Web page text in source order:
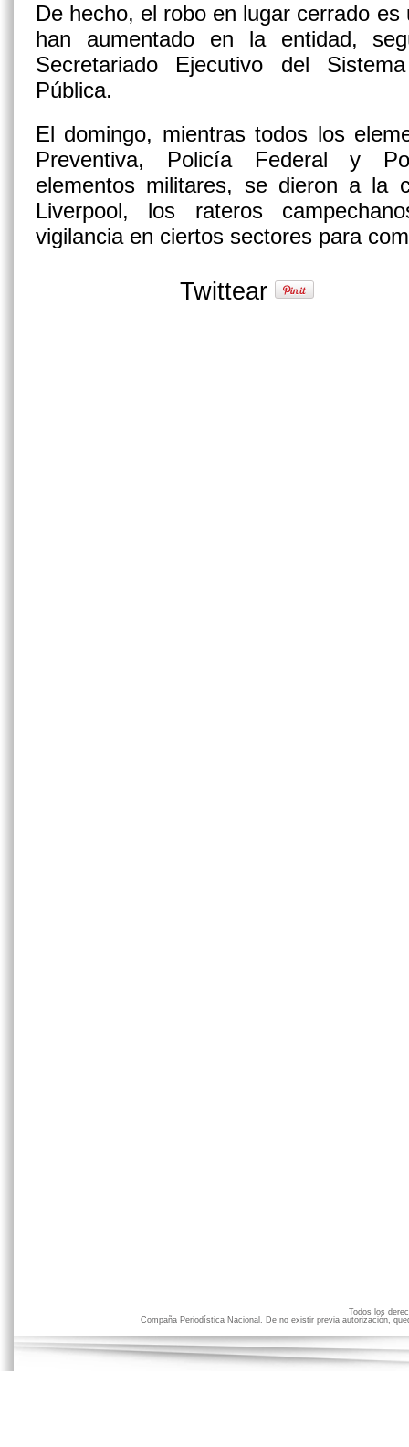
De hecho, el robo en lugar cerrado
han aumentado en la entidad,
Secretariado Ejecutivo del
Pública.
El domingo, mientras todos los
Preventiva, Policía Federal y
elementos militares, se dieron a la
Liverpool, los rateros
vigilancia en ciertos sectores para
Twittear
Todos los
Compaña Periodística Nacional. De no existir previa autorización,